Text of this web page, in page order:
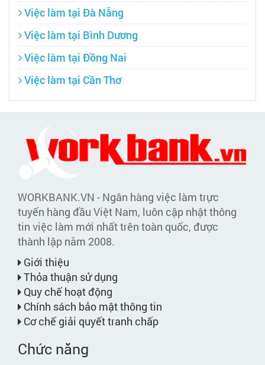
Việc làm tại Đà Nẵng
Việc làm tại Bình Dương
Việc làm tại Đồng Nai
Việc làm tại Cần Thơ
WORKBANK.VN - Ngân hàng việc làm trực
tuyến hàng đầu Việt Nam, luôn cập nhật thông
tin việc làm mới nhất trên toàn quốc, được
thành lập năm 2008.
Giới thiệu
Thỏa thuận sử dụng
Quy chế hoạt động
Chính sách bảo mật thông tin
Cơ chế giải quyết tranh chấp
Chức năng